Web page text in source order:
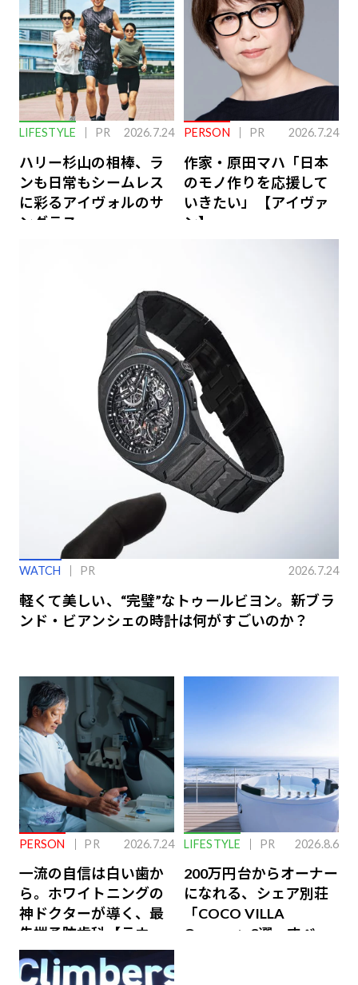
LIFESTYLE PR 2026.7.24
ハリー杉山の相棒、ラ
ンも日常もシームレス
に彩るアイヴォルのサ
ングラス
PERSON PR 2026.7.24
作家・原田マハ「日本
のモノ作りを応援して
いきたい」【アイヴァ
ン】
WATCH PR 2026.7.24
軽くて美しい、“完璧”なトゥールビヨン。新ブラ
ンド・ビアンシェの時計は何がすごいのか？
PERSON PR 2026.7.24
一流の自信は白い歯か
ら。ホワイトニングの
神ドクターが導く、最
先端予防歯科【ラウン
ジ会員特典あり】
LIFESTYLE PR 2026.8.6
200万円台からオーナー
になれる、シェア別荘
「COCO VILLA
Owners」3選。すべて